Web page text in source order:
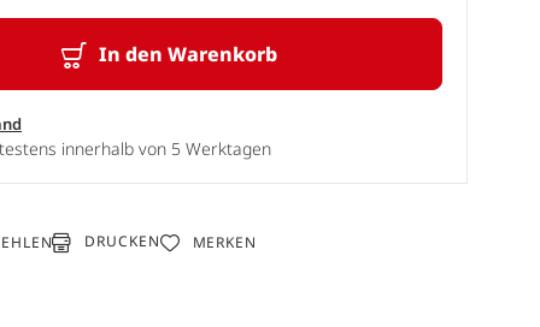
In den Warenkorb
innerhalb von 5 Werktagen
DRUCKEN MERKEN